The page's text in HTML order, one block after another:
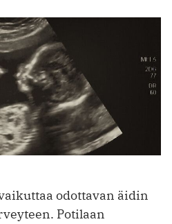
odottavan äidin
Potilaan